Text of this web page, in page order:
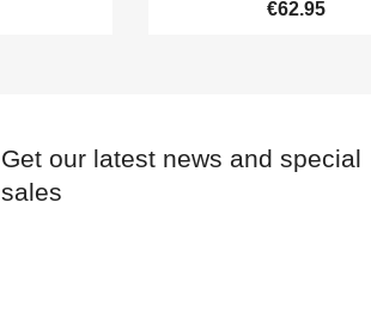
€62.95
Get our latest news and special
sales